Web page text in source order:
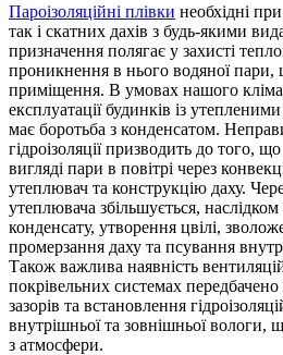
Пароізоляційні плівки необхідні
так і скатних дахів з будь-якими
призначення полягає у захисті
проникнення в нього водяної пари,
приміщення. В умовах нашого
експлуатації будинків із
має боротьба з конденсатом.
гідроізоляції призводить до того,
вигляді пари в повітрі через
утеплювач та конструкцію даху.
утеплювача збільшується,
конденсату, утворення цвілі,
промерзання даху та псування
Також важлива наявність
покрівельних системах
зазорів та встановлення
внутрішньої та зовнішньої вологи,
з атмосфери.